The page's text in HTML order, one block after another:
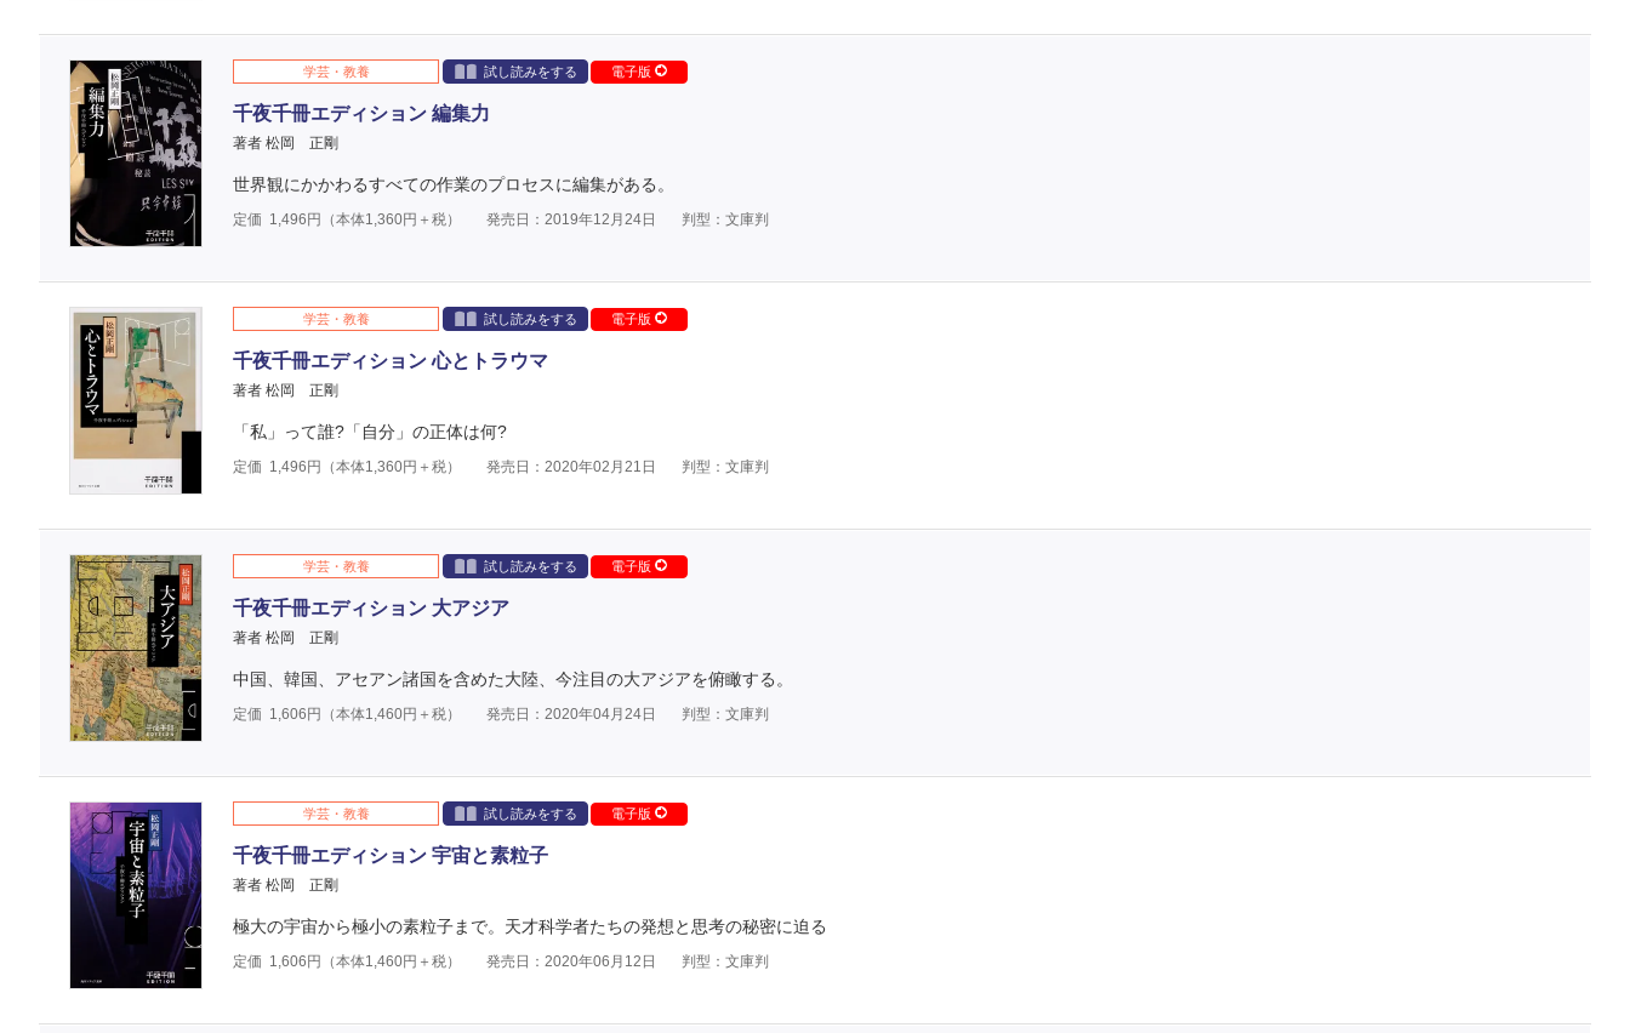
学芸・教養 試し読みをする 電子版
千夜千冊エディション 編集力
著者 松岡 正剛
世界観にかかわるすべての作業のプロセスに編集がある。
定価 1,496 円（本体1,360円＋税） 発売日：2019年12月24日 判型：文庫判
学芸・教養 試し読みをする 電子版
千夜千冊エディション 心とトラウマ
著者 松岡 正剛
「私」って誰?「自分」の正体は何?
定価 1,496 円（本体1,360円＋税） 発売日：2020年02月21日 判型：文庫判
学芸・教養 試し読みをする 電子版
千夜千冊エディション 大アジア
著者 松岡 正剛
中国、韓国、アセアン諸国を含めた大陸、今注目の大アジアを俯瞰する。
定価 1,606 円（本体1,460円＋税） 発売日：2020年04月24日 判型：文庫判
学芸・教養 試し読みをする 電子版
千夜千冊エディション 宇宙と素粒子
著者 松岡 正剛
極大の宇宙から極小の素粒子まで。天才科学者たちの発想と思考の秘密に迫る
定価 1,606 円（本体1,460円＋税） 発売日：2020年06月12日 判型：文庫判